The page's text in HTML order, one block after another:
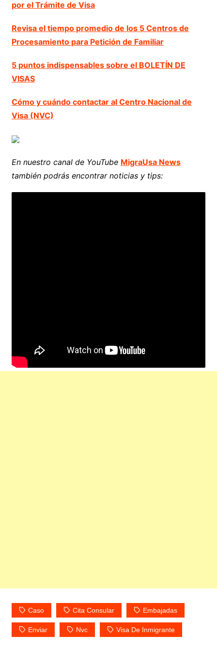
por el Trámite de Visa
Revisa el tiempo promedio de los 5 Centros de
Procesamiento para Petición de Familiar
5 puntos indispensables sobre el BOLETÍN DE
VISAS
Cómo y cuándo contactar al Centro Nacional de
Visa (NVC)
En nuestro canal de YouTube MigraUsa News
también podrás encontrar noticias y tips:
Caso Cita Consular Embajadas
Enviar Nvc Visa De Inmigrante